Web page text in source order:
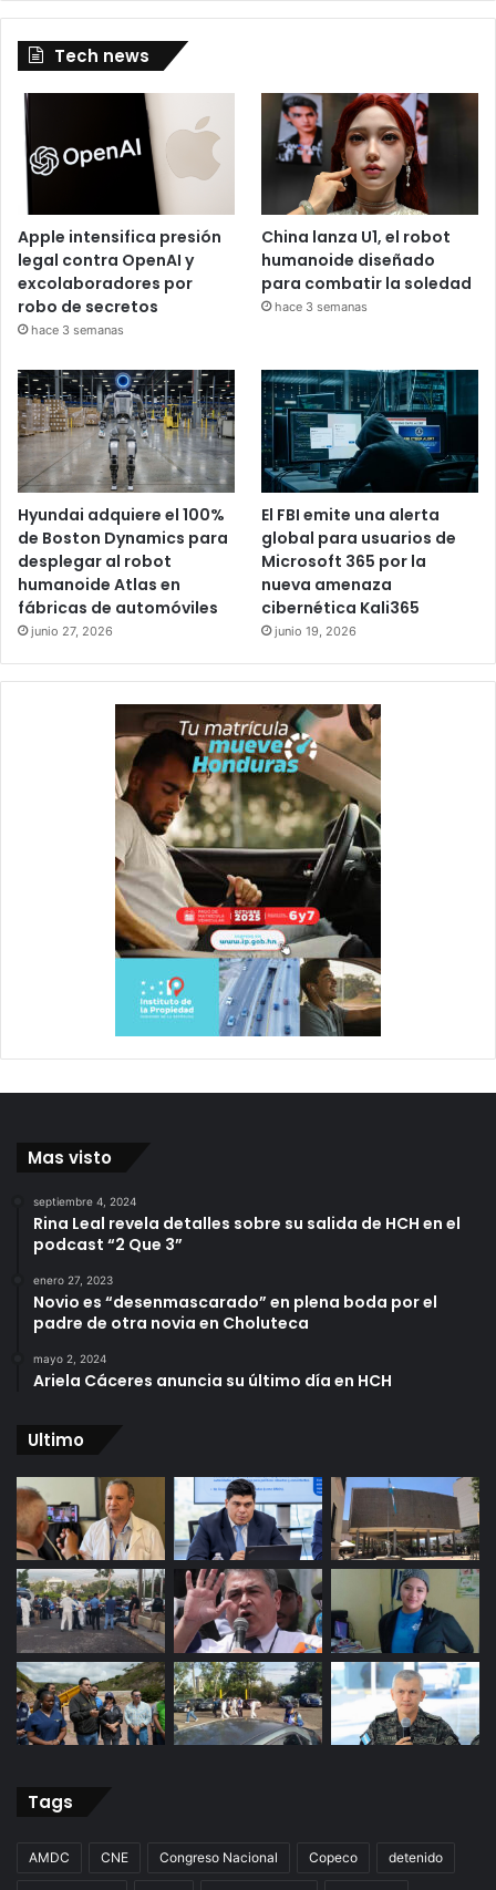
Tech news
Apple intensifica presión
legal contra OpenAI y
excolaboradores por
robo de secretos
hace 3 semanas
China lanza U1, el robot
humanoide diseñado
para combatir la soledad
hace 3 semanas
Hyundai adquiere el 100%
de Boston Dynamics para
desplegar al robot
humanoide Atlas en
fábricas de automóviles
junio 27, 2026
El FBI emite una alerta
global para usuarios de
Microsoft 365 por la
nueva amenaza
cibernética Kali365
junio 19, 2026
Mas visto
septiembre 4, 2024
Rina Leal revela detalles sobre su salida de HCH en el
podcast “2 Que 3”
enero 27, 2023
Novio es “desenmascarado” en plena boda por el
padre de otra novia en Choluteca
mayo 2, 2024
Ariela Cáceres anuncia su último día en HCH
Ultimo
Tags
AMDC CNE Congreso Nacional Copeco detenido